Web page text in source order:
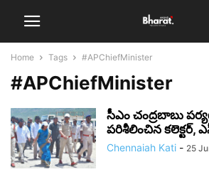
Home Tags #APChiefMinister
#APChiefMinister
సీఎం చంద్రబాబు
పరిశీలించిన కలెక్టర్,
Chennaiah Kati - 25